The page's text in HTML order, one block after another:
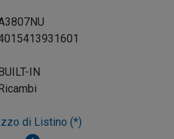
IN
di Listino (*)